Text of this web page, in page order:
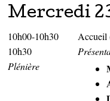
Mercredi
10h00-10h30
Accueil
10h30
Plénière